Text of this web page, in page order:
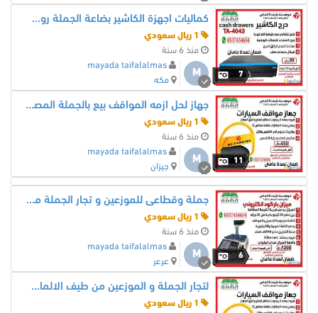
7
كماليات اجهزة الكاشير بضاعة الجملة رولات درج من طيف الالماس
منذ 6 سنة
M
mayada taifalalmas
مكه
11
جهاز لحل ازمه المواقف بيع بالجملة المصد من طيف الالماس
منذ 6 سنة
M
mayada taifalalmas
جيزان
6
جملة وقطاعى للموزعين و تجار الجملة ميزان باركود الكترونى من طيف الالماس 0537434654
منذ 6 سنة
M
mayada taifalalmas
عرعر
لتجار الجملة و الموزعين من طيف الالماس مصدات موقف السيارة 0537434654